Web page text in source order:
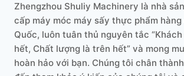
Zhengzhou Shuliy Machinery là nhà
cấp máy móc máy sấy thực phẩm
Quốc, luôn tuân thủ nguyên tắc
hết, Chất lượng là trên hết” và mong
hoàn hảo với bạn. Chúng tôi chân